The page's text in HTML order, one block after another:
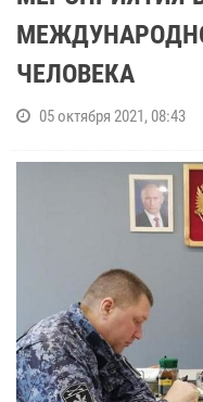
ЧЕЛОВЕКА
05 октября 2021, 08:43